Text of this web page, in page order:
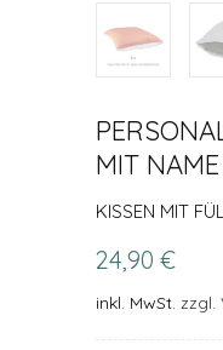
MIT
KISSEN MIT
24,90 €
inkl. MwSt. zzgl.